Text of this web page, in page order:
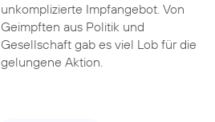
unkomplizierte Impfangebot. Von
Geimpften aus Politik und
Gesellschaft gab es viel Lob für die
gelungene Aktion.